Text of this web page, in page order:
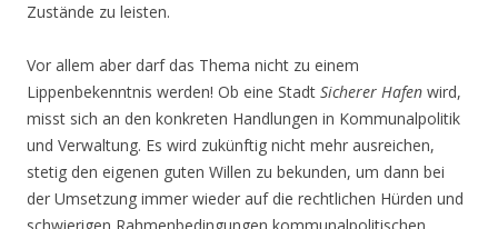
Zustände zu leisten.
Vor allem aber darf das Thema nicht zu einem
Lippenbekenntnis werden! Ob eine Stadt Sicherer Hafen wird,
misst sich an den konkreten Handlungen in Kommunalpolitik
und Verwaltung. Es wird zukünftig nicht mehr ausreichen,
stetig den eigenen guten Willen zu bekunden, um dann bei
der Umsetzung immer wieder auf die rechtlichen Hürden und